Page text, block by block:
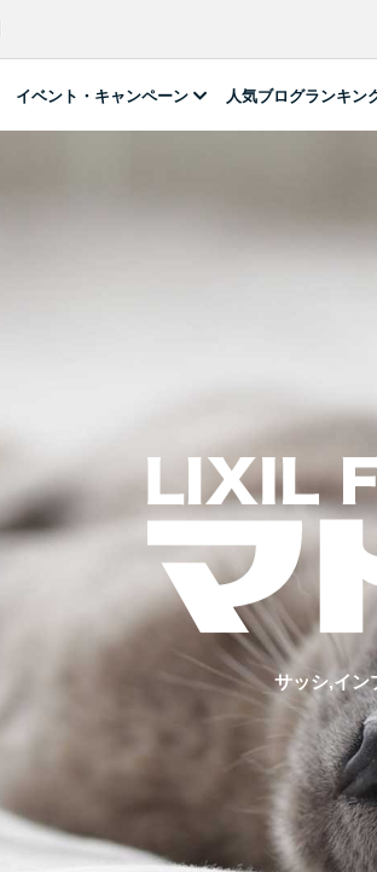
イベント・キャンペーン 人気ブログランキン
サッシ,イン